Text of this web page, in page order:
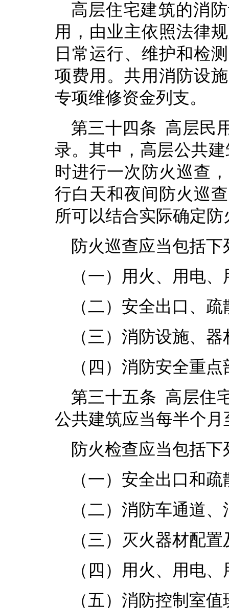
高层住宅建筑的消
用，由业主依照法律
日常运行、维护和检
项费用。共用消防设
专项维修资金列支。
第三十四条 高层民
录。其中，高层公共
时进行一次防火巡查
行白天和夜间防火巡
所可以结合实际确定
防火巡查应当包括下
（一）用火、用电
（二）安全出口、
（三）消防设施、
（四）消防安全重
第三十五条 高层住
公共建筑应当每半个
防火检查应当包括下
（一）安全出口和
（二）消防车通道
（三）灭火器材配
（四）用火、用电
（五）消防控制室